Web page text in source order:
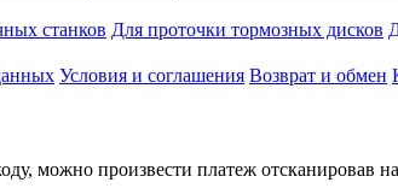
станков Для проточки тормозных дисков
Условия и соглашения Возврат и обмен
можно произвести платеж отсканировав